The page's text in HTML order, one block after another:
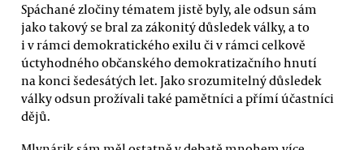
Spáchané zločiny tématem jistě byly, ale odsun sám
jako takový se bral za zákonitý důsledek války, a to
i v rámci demokratického exilu či v rámci celkově
úctyhodného občanského demokratizačního hnutí
na konci šedesátých let. Jako srozumitelný důsledek
války odsun prožívali také pamětníci a přímí účastníci
dějů.